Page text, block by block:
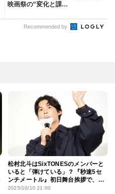
映画祭の“変化と課...
Recommended by
松村北斗はSixTONESのメンバーと
いると「弾けている」？『秒速5セ
ンチメートル』初日舞台挨拶で、高
畑充希＆宮崎あおいからギャップを
2025/10/10 21:00